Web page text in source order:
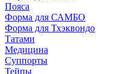
Пояса
Форма для САМБО
Форма для Тхэквондо
Татами
Медицина
Суппорты
Тейпы